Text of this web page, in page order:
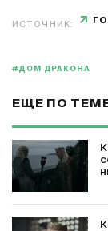
ИСТОЧНИК:
#ДОМ ДРАКОНА
ЕЩЕ ПО